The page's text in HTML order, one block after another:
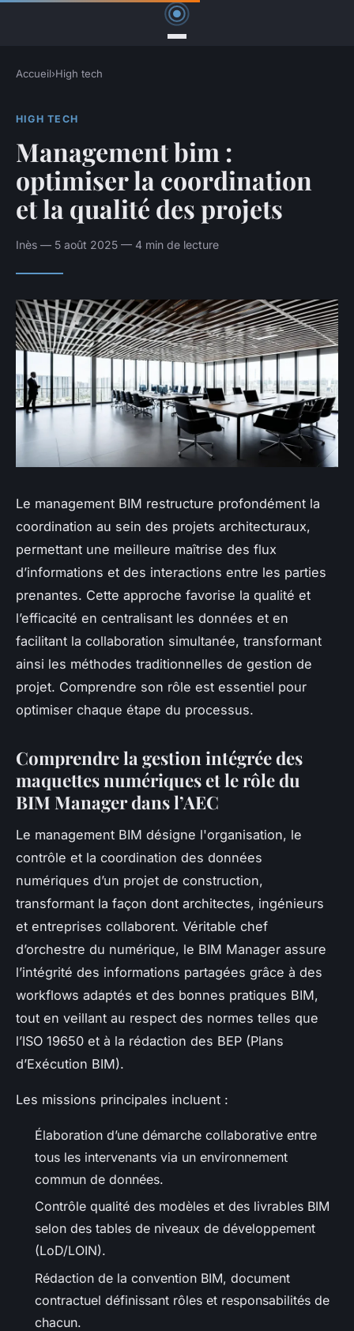
Accueil›High tech
HIGH TECH
Management bim :
optimiser la coordination
et la qualité des projets
Inès — 5 août 2025 — 4 min de lecture
Le management BIM restructure profondément la
coordination au sein des projets architecturaux,
permettant une meilleure maîtrise des flux
d’informations et des interactions entre les parties
prenantes. Cette approche favorise la qualité et
l’efficacité en centralisant les données et en
facilitant la collaboration simultanée, transformant
ainsi les méthodes traditionnelles de gestion de
projet. Comprendre son rôle est essentiel pour
optimiser chaque étape du processus.
Comprendre la gestion intégrée des
maquettes numériques et le rôle du
BIM Manager dans l’AEC
Le management BIM désigne l'organisation, le
contrôle et la coordination des données
numériques d’un projet de construction,
transformant la façon dont architectes, ingénieurs
et entreprises collaborent. Véritable chef
d’orchestre du numérique, le BIM Manager assure
l’intégrité des informations partagées grâce à des
workflows adaptés et des bonnes pratiques BIM,
tout en veillant au respect des normes telles que
l’ISO 19650 et à la rédaction des BEP (Plans
d’Exécution BIM).
Les missions principales incluent :
Élaboration d’une démarche collaborative entre
tous les intervenants via un environnement
commun de données.
Contrôle qualité des modèles et des livrables BIM
selon des tables de niveaux de développement
(LoD/LOIN).
Rédaction de la convention BIM, document
contractuel définissant rôles et responsabilités de
chacun.